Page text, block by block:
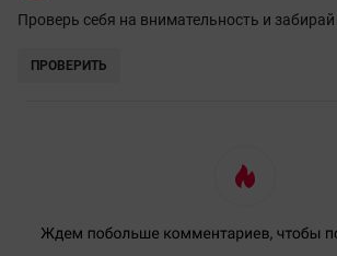
Проверь себя на внимательность и забирай
ПРОВЕРИТЬ